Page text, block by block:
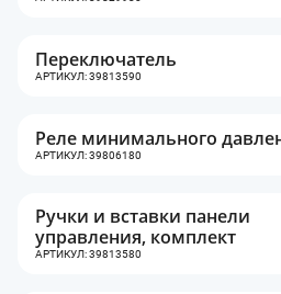
Переключатель
АРТИКУЛ: 39813590
Реле минимального
АРТИКУЛ: 39806180
Ручки и вставки панели
управления, комплект
АРТИКУЛ: 39813580